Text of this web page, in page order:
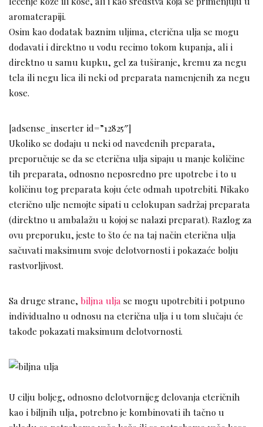
aromaterapiji.
Osim kao dodatak baznim uljima, eterična ulja se mogu
dodavati i direktno u vodu recimo tokom kupanja, ali i
direktno u samu kupku, gel za tuširanje, kremu za negu
tela ili negu lica ili neki od preparata namenjenih za negu
kose.
[adsense_inserter id=”12825″]
Ukoliko se dodaju u neki od navedenih preparata,
preporučuje se da se eterična ulja sipaju u manje količine
tih preparata, odnosno neposredno pre upotrebe i to u
količinu tog preparata koju ćete odmah upotrebiti. Nikako
eterično ulje nemojte sipati u celokupan sadržaj preparata
(direktno u ambalažu u kojoj se nalazi preparat). Razlog za
ovu preporuku, jeste to što će na taj način eterična ulja
sačuvati maksimum svoje delotvornosti i pokazaće bolju
rastvorljivost.
Sa druge strane, biljna uljase mogu upotrebiti i potpuno
individualno u odnosu na eterična ulja i u tom slučaju će
takođe pokazati maksimum delotvornosti.
U cilju boljeg, odnosno delotvornijeg delovanja eteričnih
kao i biljnih ulja, potrebno je kombinovati ih tačno u